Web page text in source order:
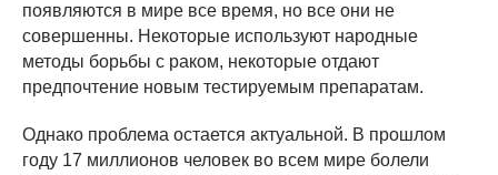
появляются в мире все время, но все они не
совершенны. Некоторые используют народные
методы борьбы с раком, некоторые отдают
предпочтение новым тестируемым препаратам.
Однако проблема остается актуальной. В прошлом
году 17 миллионов человек во всем мире болели